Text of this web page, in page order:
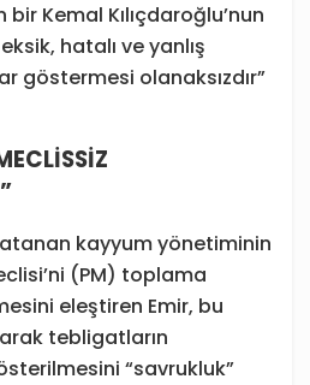
Kemal Kılıçdaroğlu’nun
hatalı ve yanlış
göstermesi olanaksızdır”
kayyum yönetiminin
(PM) toplama
eleştiren Emir, bu
tebligatların
“savrukluk”